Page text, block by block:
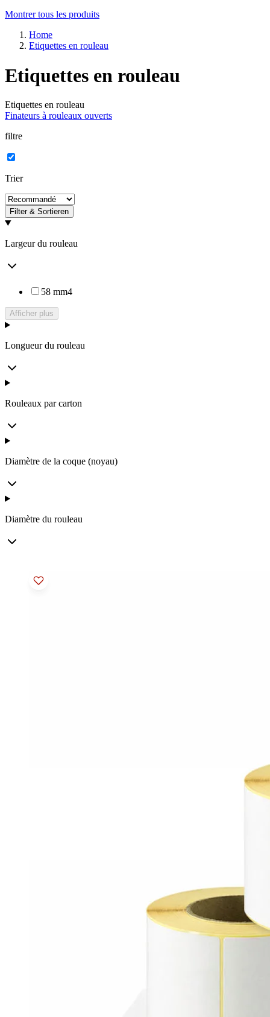
Montrer tous les produits
Home
Etiquettes en rouleau
Etiquettes en rouleau
Etiquettes en rouleau
Finateurs à rouleaux ouverts
filtre
Trier
Filter & Sortieren
Largeur du rouleau
58 mm4
Afficher plus
Longueur du rouleau
Rouleaux par carton
Diamètre de la coque (noyau)
Diamètre du rouleau